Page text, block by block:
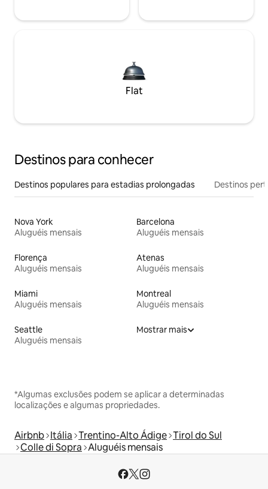
Flat
Destinos para conhecer
Destinos populares para estadias prolongadas Destinos
Nova York
Aluguéis mensais
Barcelona
Aluguéis mensais
Florença
Aluguéis mensais
Atenas
Aluguéis mensais
Miami
Aluguéis mensais
Montreal
Aluguéis mensais
Seattle
Aluguéis mensais
Mostrar mais
*Algumas exclusões podem se aplicar a determinadas
localizações e algumas propriedades.
Airbnb Itália Trentino-Alto Ádige Tirol do Sul
Colle di Sopra Aluguéis mensais